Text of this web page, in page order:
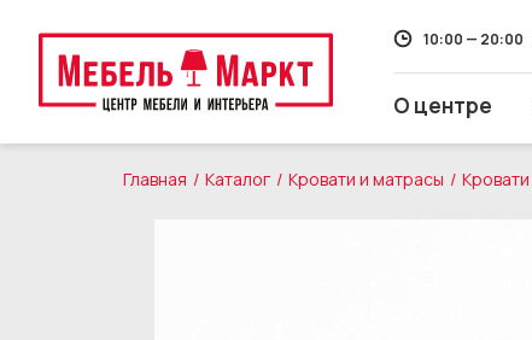
О центре
10:00 — 20:00
Главная Каталог Кровати и матрасы Кровати